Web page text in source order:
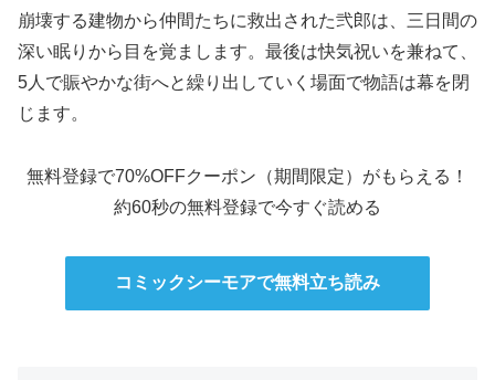
崩壊する建物から仲間たちに救出された弐郎は、三日間の
深い眠りから目を覚まします。最後は快気祝いを兼ねて、
5人で賑やかな街へと繰り出していく場面で物語は幕を閉
じます。
無料登録で70%OFFクーポン（期間限定）がもらえる！
約60秒の無料登録で今すぐ読める
コミックシーモアで無料立ち読み